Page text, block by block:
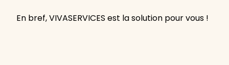
En bref, VIVASERVICES est la solution pour vous !